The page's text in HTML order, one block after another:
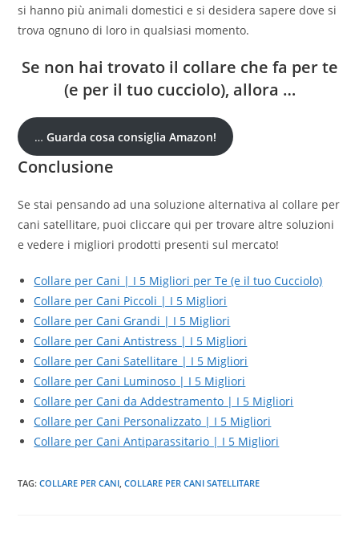
si hanno più animali domestici e si desidera sapere dove si
trova ognuno di loro in qualsiasi momento.
Se non hai trovato il collare che fa per te
(e per il tuo cucciolo), allora …
…Guarda cosa consiglia Amazon!
Conclusione
Se stai pensando ad una soluzione alternativa al collare per
cani satellitare, puoi cliccare qui per trovare altre soluzioni
e vedere i migliori prodotti presenti sul mercato!
Collare per Cani | I 5 Migliori per Te (e il tuo Cucciolo)
Collare per Cani Piccoli | I 5 Migliori
Collare per Cani Grandi | I 5 Migliori
Collare per Cani Antistress | I 5 Migliori
Collare per Cani Satellitare | I 5 Migliori
Collare per Cani Luminoso | I 5 Migliori
Collare per Cani da Addestramento | I 5 Migliori
Collare per Cani Personalizzato | I 5 Migliori
Collare per Cani Antiparassitario | I 5 Migliori
TAG:COLLARE PER CANI, COLLARE PER CANI SATELLITARE